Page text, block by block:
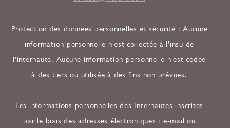
Protection des données personnelles et sécurité : Aucune
information personnelle n'est collectée à l'insu de
l'internaute. Aucune information personnelle n'est cédée
à des tiers ou utilisée à des fins non prévues.
Les informations personnelles des Internautes inscrites
par le biais des adresses électroniques : e-mail ou